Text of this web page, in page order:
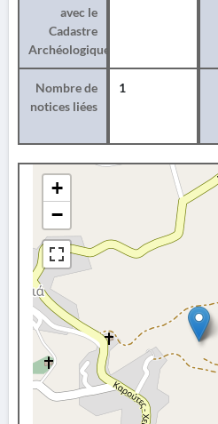
avec le
Cadastre
Archéologique
Nombre de
notices liées
1
+
−